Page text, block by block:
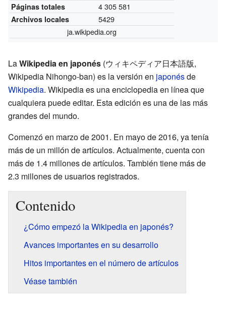
Páginas totales 4 305 581
Archivos locales
5429
ja.wikipedia.org
LaWikipedia en japonés (ウィキペディア日本語版,
Wikipedia Nihongo-ban) es la versión en japonésde
Wikipedia. Wikipedia es una enciclopedia en línea que
cualquiera puede editar. Esta edición es una de las más
grandes del mundo.
Comenzó en marzo de 2001. En mayo de 2016, ya tenía
más de un millón de artículos. Actualmente, cuenta con
más de 1.4 millones de artículos. También tiene más de
2.3 millones de usuarios registrados.
Contenido
¿Cómo empezó la Wikipedia en japonés?
Avances importantes en su desarrollo
Hitos importantes en el número de artículos
Véase también